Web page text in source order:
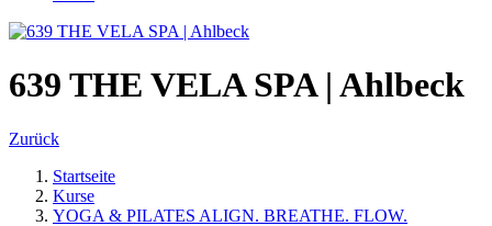
639 THE VELA SPA | Ahlbeck
Zurück
Startseite
Kurse
YOGA & PILATES ALIGN. BREATHE. FLOW.